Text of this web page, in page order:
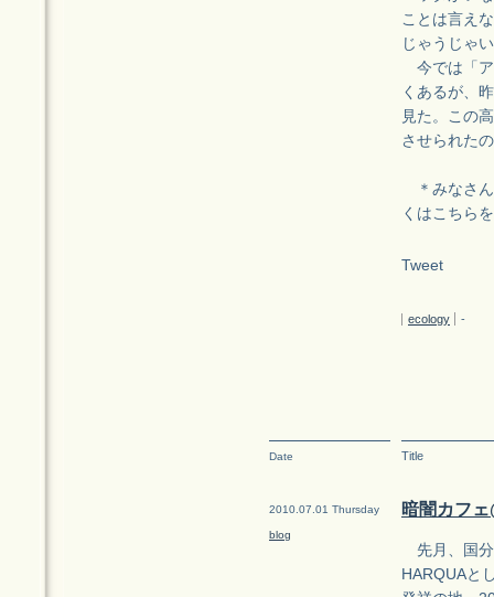
ことは言え
じゃうじゃ
今では「ア
くあるが、
見た。この
させられた
＊みなさん
くはこちら
Tweet
ecology -
Date Title
2010.07.01 Thursday
blog
暗闇カフ
先月、国分
HARQUAと